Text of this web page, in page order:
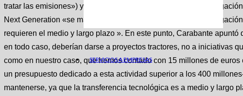
SERVICIOS A EMPRESAS
tratar las emisiones») y de que los fondos de apoyo a la
Next Generation «se mantengan en el tiempo, ya que la
requieren el medio y largo plazo ». En este punto, Carabante
en todo caso, deberían darse a proyectos tractores, no a iniciativas
como en nuestro caso, que hemos contado con 15 millones de
un presupuesto dedicado a esta actividad superior a los 400
mantenerse, ya que la transferencia tecnológica es a medio y largo